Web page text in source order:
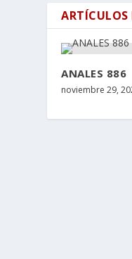
ARTÍCULOS
ANALES 886
noviembre 29,